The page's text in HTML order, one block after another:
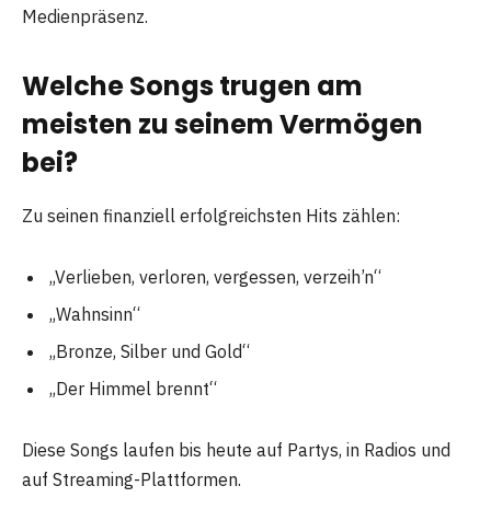
Medienpräsenz.
Welche Songs trugen am
meisten zu seinem Vermögen
bei?
Zu seinen finanziell erfolgreichsten Hits zählen:
„Verlieben, verloren, vergessen, verzeih’n“
„Wahnsinn“
„Bronze, Silber und Gold“
„Der Himmel brennt“
Diese Songs laufen bis heute auf Partys, in Radios und
auf Streaming-Plattformen.